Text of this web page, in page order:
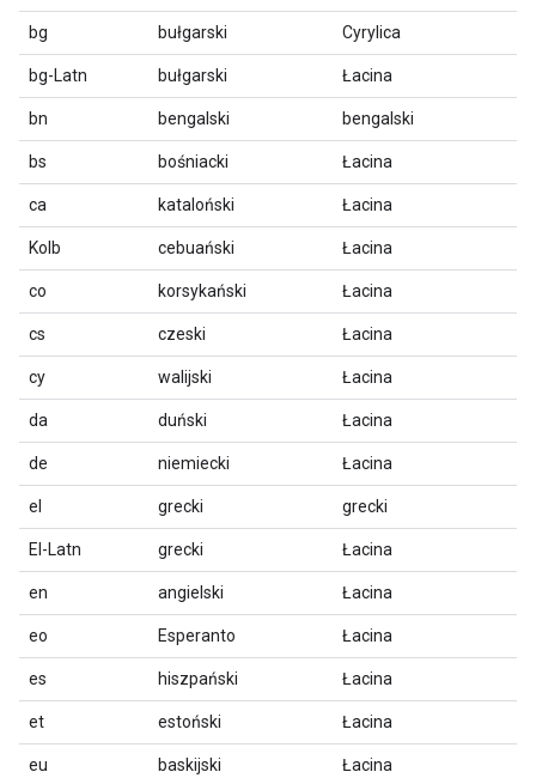
bg bułgarski Cyrylica
bg-Latn bułgarski Łacina
bn bengalski bengalski
bs bośniacki Łacina
ca kataloński Łacina
Kolb cebuański Łacina
co korsykański Łacina
cs czeski Łacina
cy walijski Łacina
da duński Łacina
de niemiecki Łacina
el grecki grecki
El-Latn grecki Łacina
en angielski Łacina
eo Esperanto Łacina
es hiszpański Łacina
et estoński Łacina
eu baskijski Łacina